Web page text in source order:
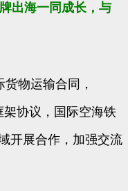
出海一同成长，与
物运输合同，
架协议，国际空海铁
开展合作，加强交流